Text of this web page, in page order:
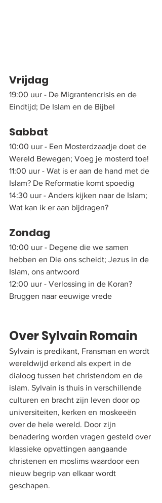
Vrijdag
19:00 uur - De Migrantencrisis en de
Eindtijd; De Islam en de Bijbel
Sabbat
10:00 uur - Een Mosterdzaadje doet de
Wereld Bewegen; Voeg je mosterd toe!
11:00 uur - Wat is er aan de hand met de
Islam? De Reformatie komt spoedig
14:30 uur - Anders kijken naar de Islam;
Wat kan ik er aan bijdragen?
Zondag
10:00 uur - Degene die we samen
hebben en Die ons scheidt; Jezus in de
Islam, ons antwoord
12:00 uur - Verlossing in de Koran?
Bruggen naar eeuwige vrede
Over Sylvain Romain
Sylvain is predikant, Fransman en wordt
wereldwijd erkend als expert in de
dialoog tussen het christendom en de
islam. Sylvain is thuis in verschillende
culturen en bracht zijn leven door op
universiteiten, kerken en moskeeën
over de hele wereld. Door zijn
benadering worden vragen gesteld over
klassieke opvattingen aangaande
christenen en moslims waardoor een
nieuw begrip van elkaar wordt
geschapen.